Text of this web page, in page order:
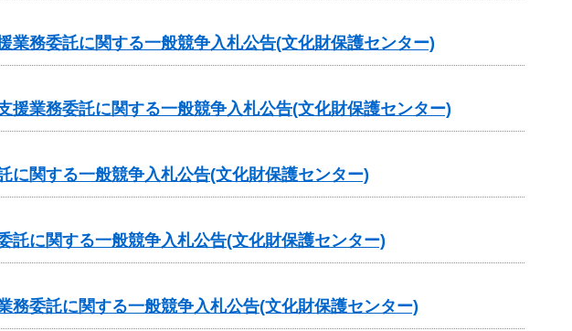
業務委託に関する一般競争入札公告(文化財保護センター)
援業務委託に関する一般競争入札公告(文化財保護センター)
に関する一般競争入札公告(文化財保護センター)
託に関する一般競争入札公告(文化財保護センター)
務委託に関する一般競争入札公告(文化財保護センター)